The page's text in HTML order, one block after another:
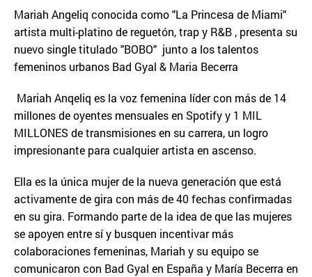
Mariah Angeliq conocida como "La Princesa de Miami"
artista multi-platino de reguetón, trap y R&B , presenta su
nuevo single titulado "BOBO" junto a los talentos
femeninos urbanos Bad Gyal & Maria Becerra
Mariah Anqeliq es la voz femenina líder con más de 14
millones de oyentes mensuales en Spotify y 1 MIL
MILLONES de transmisiones en su carrera, un logro
impresionante para cualquier artista en ascenso.
Ella es la única mujer de la nueva generación que está
activamente de gira con más de 40 fechas confirmadas
en su gira. Formando parte de la idea de que las mujeres
se apoyen entre sí y busquen incentivar más
colaboraciones femeninas, Mariah y su equipo se
comunicaron con Bad Gyal en España y María Becerra en